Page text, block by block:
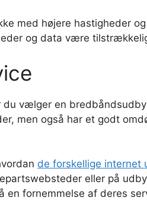
med højere hastigheder
og data være
vælger en
men også har et godt
de forskellige internet
eller på
fornemmelse af deres